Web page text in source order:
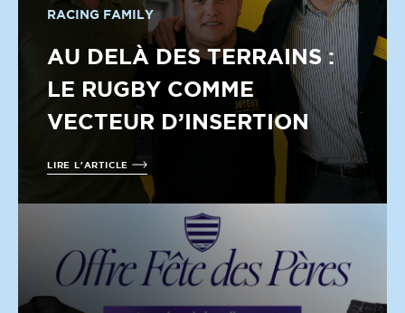
RACING FAMILY
AU DELÀ DES TERRAINS :
LE RUGBY COMME
VECTEUR D’INSERTION
LIRE L'ARTICLE